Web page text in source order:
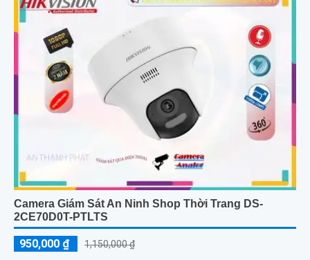
Camera Giám Sát An Ninh Shop Thời Trang DS-
2CE70D0T-PTLTS
950,000 ₫ 1,150,000 ₫